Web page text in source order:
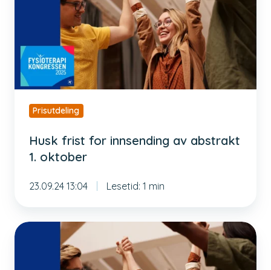
innsending
oktober
Prisutdeling
Husk frist for innsending av abstrakt
1. oktober
23.09.24 13:04 Lesetid: 1 min
Vinner